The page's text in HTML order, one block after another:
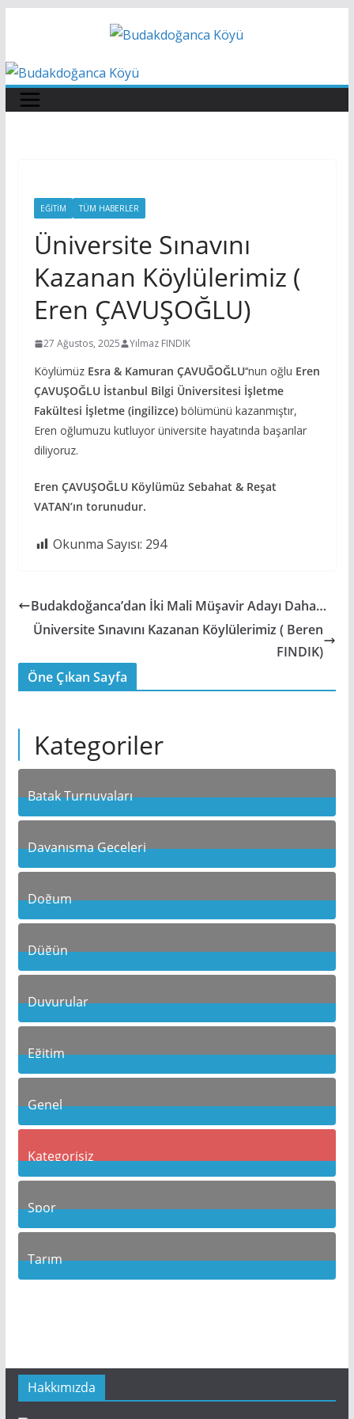
content
EĞITIM TÜM HABERLER
Üniversite Sınavını
Kazanan Köylülerimiz (
Eren ÇAVUŞOĞLU)
27 Ağustos, 2025 Yılmaz FINDIK
Köylümüz Esra & Kamuran ÇAVUĞOĞLU‘‘nun oğlu Eren
ÇAVUŞOĞLU İstanbul Bilgi Üniversitesi İşletme
Fakültesi İşletme (ingilizce)bölümünü kazanmıştır,
Eren oğlumuzu kutluyor üniversite hayatında başarılar
diliyoruz.
Eren ÇAVUŞOĞLU Köylümüz Sebahat & Reşat
VATAN’ın torunudur.
Okunma Sayısı: 294
Budakdoğanca’dan İki Mali Müşavir Adayı Daha…
Üniversite Sınavını Kazanan Köylülerimiz ( Beren
FINDIK)
Öne Çıkan Sayfa
Kategoriler
Batak Turnuvaları
10Posts
Dayanışma Geceleri
19Posts
Doğum
10Posts
Düğün
10Posts
Duyurular
1Posts
Eğitim
22Posts
Genel
118Posts
Kategorisiz
3Posts
Spor
17Posts
Tarım
Hakkımızda